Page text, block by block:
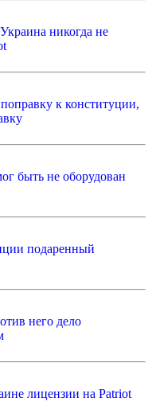
никогда не
к конституции,
быть не оборудован
подаренный
него дело
лицензии на Patriot